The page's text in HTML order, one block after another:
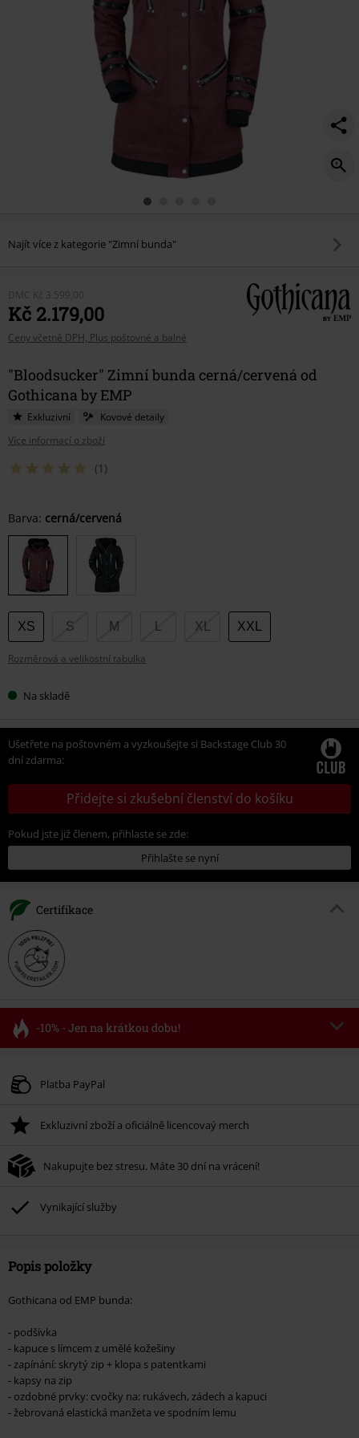
Najít více z kategorie "Zimní bunda"
DMC Kč 3.599,00
Kč 2.179,00
Ceny včetně DPH, Plus poštovné a balné
"Bloodsucker" Zimní bunda cerná/cervená od
Gothicana by EMP
Exkluzivní
Kovové detaily
Více informací o zboží
(1)
Vyberte
si
velikost
Barva: cerná/cervená
XS S M XL XXL
Rozměrová a velikostní tabulka
Na skladě
Ušetřete na poštovném a vyzkoušejte si Backstage Club 30
dní zdarma:
Přidejte si zkušební členství do košíku
Pokud jste již členem, přihlaste se zde:
Přihlašte se nyní
Certifikace
-10% - Jen na krátkou dobu!
Platné do 8/11/26
Po zadání kódu v košíku, se sleva uplatní automaticky.
Nelze kombinovat s jinými akciovými kódy. Sleva se nevztahuje na: knihy,
média, vstupenky, Rammstein, (Till) Lindemann, Böhse Onkelz, Broilers, Die
podpoříte nadaci.
Platba PayPal
Exkluzivní zboží a oficiálně licencovaý merch
Nakupujte bez stresu. Máte 30 dní na vrácení!
Vynikající služby
Popis položky
Gothicana od EMP bunda:
- podšívka
- kapuce s límcem z umělé kožešiny
- zapínání: skrytý zip + klopa s patentkami
- kapsy na zip
- ozdobné prvky: cvočky na: rukávech, zádech a kapuci
- žebrovaná elastická manžeta ve spodním lemu